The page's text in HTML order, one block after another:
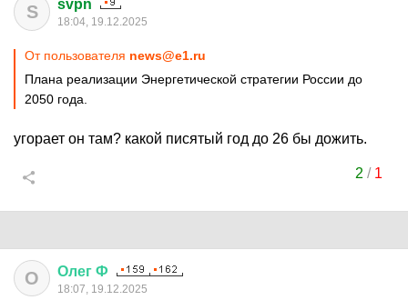
S svpn
18:04, 19.12.2025
От пользователя news@e1.ru
Плана реализации Энергетической стратегии России до
2050 года.
угорает он там? какой писятый год до 26 бы дожить.
2 / 1
О Олег Ф
18:07, 19.12.2025